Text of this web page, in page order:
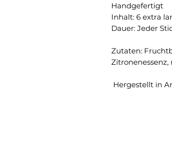
Handgefertigt
Inhalt: 6 extra
Dauer: Jeder
Zutaten:
Zitronenessenz,
Hergestellt in